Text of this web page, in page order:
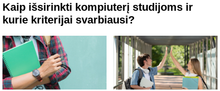
Kaip išsirinkti kompiuterį studijoms ir
kurie kriterijai svarbiausi?